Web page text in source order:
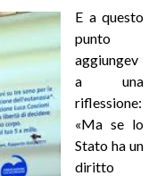
E a questo
punto
aggiungev
a una
riflessione:
«Ma se lo
Stato ha un
diritto